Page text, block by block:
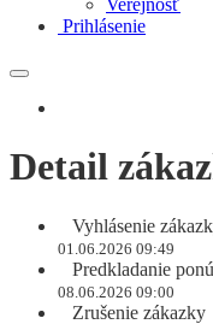
Verejnosť
Prihlásenie
Detail
Vyhlásenie
01.06.2026 09:49
Predkladanie
08.06.2026 09:00
Zrušenie zákazky